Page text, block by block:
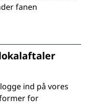
fanen
ind på vores
for